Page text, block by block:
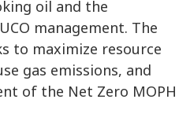
oil and the
management. The
to maximize resource
gas emissions, and
of the Net Zero MOPH